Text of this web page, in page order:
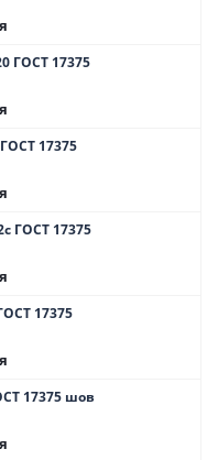
ГОСТ 17375
17375
ГОСТ 17375
17375
17375 шов